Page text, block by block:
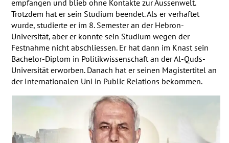
empfangen und blieb ohne Kontakte zur Aussenwelt.
Trotzdem hat er sein Studium beendet. Als er verhaftet
wurde, studierte er im 8. Semester an der Hebron-
Universität, aber er konnte sein Studium wegen der
Festnahme nicht abschliessen. Er hat dann im Knast sein
Bachelor-Diplom in Politikwissenschaft an der Al-Quds-
Universität erworben. Danach hat er seinen Magistertitel an
der Internationalen Uni in Public Relations bekommen.